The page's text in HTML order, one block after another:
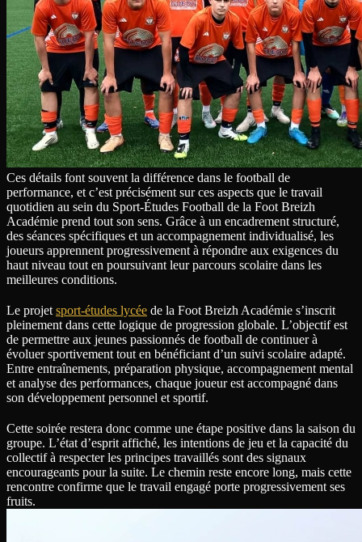
Ces détails font souvent la différence dans le football de
performance, et c’est précisément sur ces aspects que le travail
quotidien au sein du Sport-Études Football de la Foot Breizh
Académie prend tout son sens. Grâce à un encadrement structuré,
des séances spécifiques et un accompagnement individualisé, les
joueurs apprennent progressivement à répondre aux exigences du
haut niveau tout en poursuivant leur parcours scolaire dans les
meilleures conditions.
Le projet sport-études lycée de la Foot Breizh Académie s’inscrit
pleinement dans cette logique de progression globale. L’objectif est
de permettre aux jeunes passionnés de football de continuer à
évoluer sportivement tout en bénéficiant d’un suivi scolaire adapté.
Entre entraînements, préparation physique, accompagnement mental
et analyse des performances, chaque joueur est accompagné dans
son développement personnel et sportif.
Cette soirée restera donc comme une étape positive dans la saison du
groupe. L’état d’esprit affiché, les intentions de jeu et la capacité du
collectif à respecter les principes travaillés sont des signaux
encourageants pour la suite. Le chemin reste encore long, mais cette
rencontre confirme que le travail engagé porte progressivement ses
fruits.